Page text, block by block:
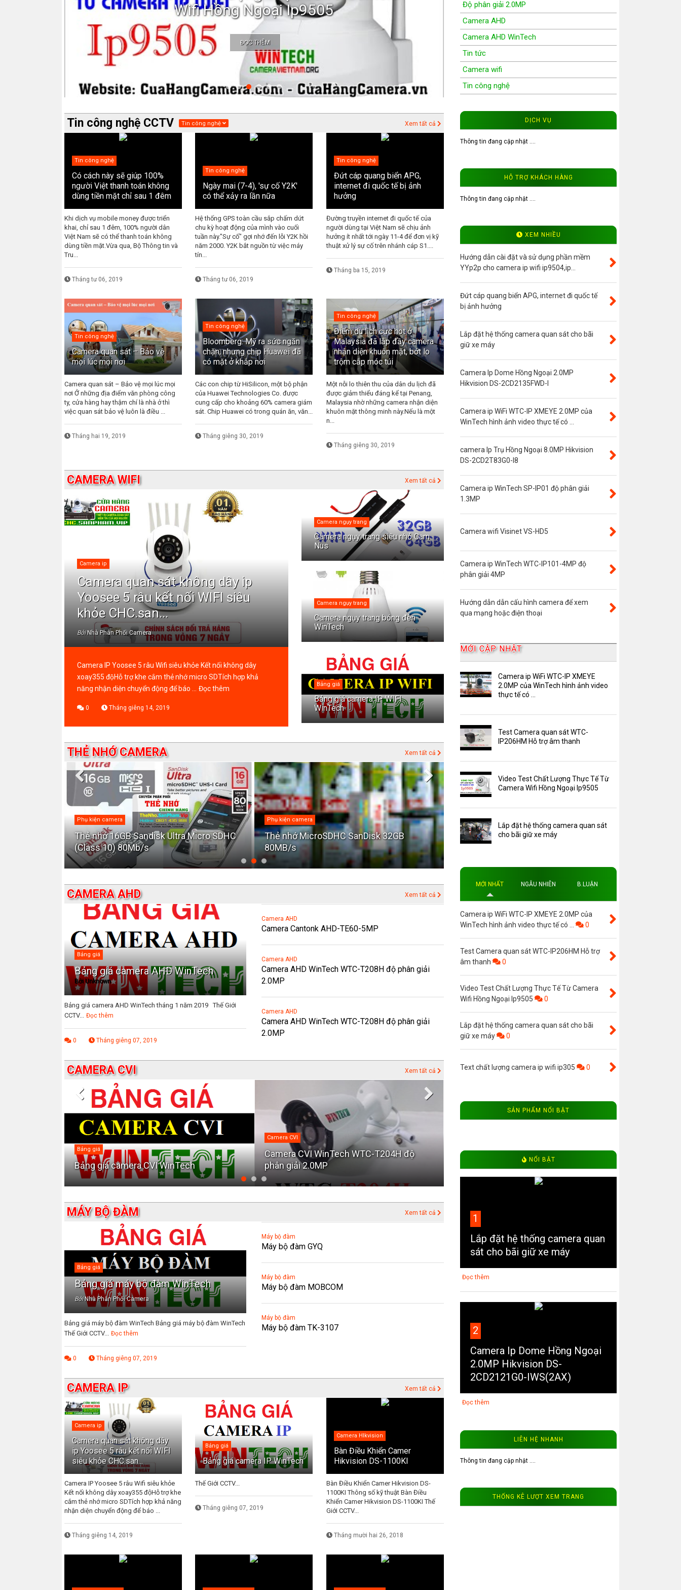
Wifi Hồng Ngoại Ip9505
ĐỌC THÊM
xe máy
Tin công nghệ CCTV Tin công nghệ Xem tất cả
Tin công nghệ
Có cách này sẽ giúp 100%
người Việt thanh toán không
dùng tiền mặt chỉ sau 1 đêm
Khi dịch vụ mobile money được triển
khai, chỉ sau 1 đêm, 100% người dân
Việt Nam sẽ có thể thanh toán không
dùng tiền mặt.Vừa qua, Bộ Thông tin và
Tru...
Tháng tư 06, 2019
Tin công nghệ
Ngày mai (7-4), 'sự cố Y2K'
có thể xảy ra lần nữa
Hệ thống GPS toàn cầu sắp chấm dứt
chu kỳ hoạt động của mình vào cuối
tuần này."Sự cố" gợi nhớ đến lỗi Y2K hồi
năm 2000. Y2K bắt nguồn từ việc máy
tín...
Tháng tư 06, 2019
Tin công nghệ
Đứt cáp quang biển APG,
internet đi quốc tế bị ảnh
hưởng
Đường truyền internet đi quốc tế của
người dùng tại Việt Nam sẽ chịu ảnh
hưởng ít nhất tới ngày 11-4 để đơn vị kỹ
thuật xử lý sự cố trên nhánh cáp S1....
Tháng ba 15, 2019
Tin công nghệ
Camera quan sát – Bảo vệ
mọi lúc mọi nơi
Camera quan sát – Bảo vệ mọi lúc mọi
nơi Ở những địa điểm văn phòng công
ty, cửa hàng hay thậm chí là nhà ở thì
việc quan sát bảo vệ luôn là điều ...
Tháng hai 19, 2019
Tin công nghệ
Bloomberg: Mỹ ra sức ngăn
chặn, nhưng chip Huawei đã
có mặt ở khắp nơi
Các con chip từ HiSilicon, một bộ phận
của Huawei Technologies Co. được
cung cấp cho khoảng 60% camera giám
sát. Chip Huawei có trong quán ăn, văn...
Tháng giêng 30, 2019
Tin công nghệ
Điểm du lịch cực hot ở
Malaysia đã lắp đầy camera
nhận diện khuôn mặt, bớt lo
trộm cắp móc túi
Một nỗi lo thiên thu của dân du lịch đã
được giảm thiểu đáng kể tại Penang,
Malaysia nhờ những camera nhận diện
khuôn mặt thông minh này.Nếu là một
n...
Tháng giêng 30, 2019
CAMERA WIFI Xem tất cả
Camera ip
Camera quan sát không dây ip
Yoosee 5 râu kết nối WIFI siêu
khỏe CHC.san...
Bởi Nhà Phân Phối Camera
Camera IP Yoosee 5 râu Wifi siêu khỏe Kết nối không dây
xoay355 độHỗ trợ khe cắm thẻ nhớ micro SDTích hợp khả
năng nhận diện chuyển động để báo ...
Đọc thêm
0 Tháng giêng 14, 2019
Camera ngụy trang
Camera ngụy trang siêu nhỏ Cam
Nus
Camera ngụy trang
Camera ngụy trang bóng đèn
WinTech
Bảng giá
Bảng giá camera IP WIFI
WinTech
THẺ NHỚ CAMERA Xem tất cả
Phụ kiện camera
Thẻ nhớ 16GB Sandisk Ultra Micro SDHC
(Class 10) 80Mb/s
Phụ kiện camera
Thẻ nhớ MicroSDHC SanDisk 32GB
80MB/s
Phụ kiện camera
Thẻ nhớ MicroSDHC SanDisk 64GB
CAMERA AHD Xem tất cả
Bảng giá
Bảng giá camera AHD WinTech
Bởi Unknown
Bảng giá camera AHD WinTech tháng 1 năm 2019 Thế Giới
CCTV... Đọc thêm
0 Tháng giêng 07, 2019
Camera AHD
Camera Cantonk AHD-TE60-5MP
Camera AHD
Camera AHD WinTech WTC-T208H độ phân giải
2.0MP
Camera AHD
Camera AHD WinTech WTC-T208H độ phân giải
2.0MP
CAMERA CVI Xem tất cả
Bảng giá
Bảng giá camera CVI WinTech
Camera CVI
Camera CVI WinTech WTC-T204H độ
phân giải 2.0MP
Camera CVI WinTech WTC-D107H (CVI)
độ phân giải 2.0MP
MÁY BỘ ĐÀM Xem tất cả
Bảng giá
Bảng giá máy bộ đàm WinTech
Bởi Nhà Phân Phối Camera
Bảng giá máy bộ đàm WinTech Bảng giá máy bộ đàm WinTech
Thế Giới CCTV... Đọc thêm
0 Tháng giêng 07, 2019
Máy bộ đàm
Máy bộ đàm GYQ
Máy bộ đàm
Máy bộ đàm MOBCOM
Máy bộ đàm
Máy bộ đàm TK-3107
CAMERA IP Xem tất cả
Camera ip
Camera quan sát không dây
ip Yoosee 5 râu kết nối WIFI
siêu khỏe CHC.san...
Camera IP Yoosee 5 râu Wifi siêu khỏe
Kết nối không dây xoay355 độHỗ trợ khe
cắm thẻ nhớ micro SDTích hợp khả năng
nhận diện chuyển động để báo ...
Tháng giêng 14, 2019
Bảng giá
Bảng giá camera IP WinTech
Thế Giới CCTV...
Tháng giêng 07, 2019
Camera HIkvision
Bàn Điều Khiển Camer
Hikvision DS-1100KI
Bàn Điều Khiển Camer Hikvision DS-
1100KI Thông số kỹ thuật Bàn Điều
Khiển Camer Hikvision DS-1100KI Thế
Giới CCTV...
Tháng mười hai 26, 2018
Độ phân giải 2.0MP
Camera AHD
Camera AHD WinTech
Tin tức
Camera wifi
Tin công nghệ
Camera Wifi WinTech
Đầu ghi hình camera
Đầu ghi camera WinTech
Độ phân giải 4.0MP
Máy bộ đàm
Bảng giá
Phụ kiện camera
Visinet
Độ phân giải 5.0MP
Camera CVI
Thẻ nhớ
Độ phân giải 3.0MP
Camera ngụy trang
Năng lượng mặt trời
Đầu ghi camera 4 kênh
Đầu ghi camera 8 kênh
Đầu ghi camera ip
Camera 360
Camera Yoosee
YooSee
Bảng Báo Giá AKwell
Bộ Camera Quan sát
Camera Zoom
Pin Sạc dự phòng AKwell
Thông báo
Thẻ nhớ 32GB
Thẻ nhớ 64GB
Thủ thuật
Độ phân giải 4MP
DỊCH VỤ
Thông tin đang cập nhật ....
HỖ TRỢ KHÁCH HÀNG
Thông tin đang cập nhật ....
XEM NHIỀU
Hướng dẫn cài đặt và sử dụng phần mềm
YYp2p cho camera ip wifi ip9504,ip...
Đứt cáp quang biển APG, internet đi quốc tế
bị ảnh hưởng
Lắp đặt hệ thống camera quan sát cho bãi
giữ xe máy
Camera Ip Dome Hồng Ngoại 2.0MP
Hikvision DS-2CD2135FWD-I
Camera ip WiFi WTC-IP XMEYE 2.0MP của
WinTech hình ảnh video thực tế có ...
camera Ip Trụ Hồng Ngoại 8.0MP Hikvision
DS-2CD2T83G0-I8
Camera ip WinTech SP-IP01 độ phân giải
1.3MP
Camera wifi Visinet VS-HD5
Camera ip WinTech WTC-IP101-4MP độ
phân giải 4MP
Hướng dẫn dẫn cấu hình camera để xem
qua mạng hoặc điện thoại
MỚI CẬP NHẬT
Camera ip WiFi WTC-IP XMEYE
2.0MP của WinTech hình ảnh video
thực tế có ...
Test Camera quan sát WTC-
IP206HM Hỗ trợ âm thanh
Video Test Chất Lượng Thực Tế Từ
Camera Wifi Hồng Ngoại Ip9505
Lắp đặt hệ thống camera quan sát
cho bãi giữ xe máy
MỚI NHẤT NGẪU NHIÊN B.LUẬN
Camera ip WiFi WTC-IP XMEYE 2.0MP của
WinTech hình ảnh video thực tế có ...
0
Test Camera quan sát WTC-IP206HM Hỗ trợ
âm thanh
0
Video Test Chất Lượng Thực Tế Từ Camera
Wifi Hồng Ngoại Ip9505
0
Lắp đặt hệ thống camera quan sát cho bãi
giữ xe máy
0
Text chất lượng camera ip wifi ip305 0
SẢN PHẨM NỔI BẬT
NỔI BẬT
1
Lắp đặt hệ thống camera quan
sát cho bãi giữ xe máy
Đọc thêm
2
Camera Ip Dome Hồng Ngoại
2.0MP Hikvision DS-
2CD2121G0-IWS(2AX)
Đọc thêm
Video thực tế từ camera ip
202Q WinTech.vip
LIÊN HỆ NHANH
Thông tin đang cập nhật ....
THỐNG KÊ LƯỢT XEM TRANG